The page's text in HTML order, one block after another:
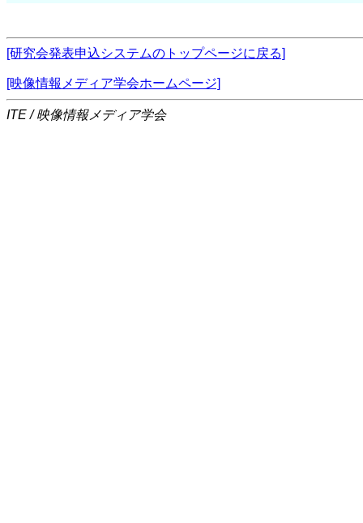
[研究会発表申込システムのトップページに戻る]
[映像情報メディア学会ホームページ]
ITE / 映像情報メディア学会